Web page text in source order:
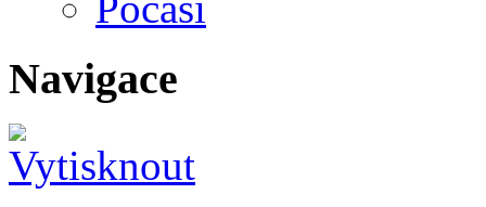
Navigace